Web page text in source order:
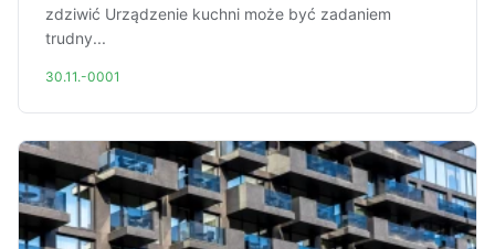
zdziwić Urządzenie kuchni może być zadaniem
trudny...
30.11.-0001